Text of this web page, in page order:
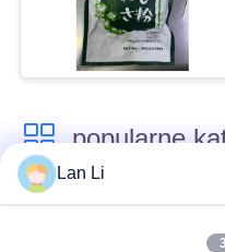
popularne
Lan Li